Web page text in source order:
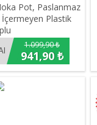
Pot, Paslanmaz
Plastik
1.099,90 ₺
941,90 ₺